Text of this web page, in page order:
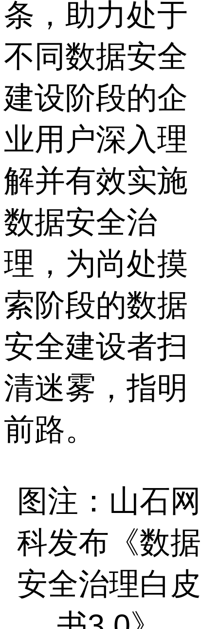
条，助力处于
不同数据安全
建设阶段的企
业用户深入理
解并有效实施
数据安全治
理，为尚处摸
索阶段的数据
安全建设者扫
清迷雾，指明
前路。
图注：山石网
科发布《数据
安全治理白皮